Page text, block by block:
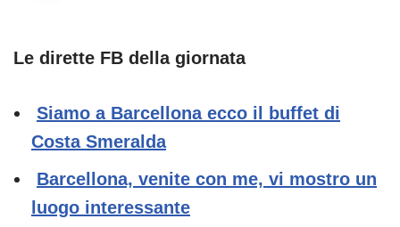
Le dirette FB della giornata
Siamo a Barcellona ecco il buffet di
Costa Smeralda
Barcellona, venite con me, vi mostro un
luogo interessante